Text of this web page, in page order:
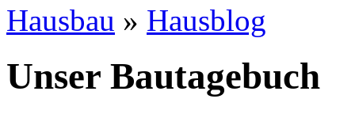
Hausbau » Hausblog
Unser Bautagebuch